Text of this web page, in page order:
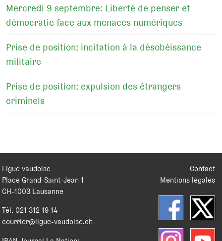
Mercredi 9 septembre: Liberté de penser et
démocratie face aux menaces numériques
Prise de position: incitation à la désobéissance
militaire
Prise de position: expulsion des étrangers
criminels
Contact
Mentions légales
Ligue vaudoise
Place Grand-Saint-Jean 1
CH-1003 Lausanne
Tél. 021 312 19 14
courrier@ligue-vaudoise.ch